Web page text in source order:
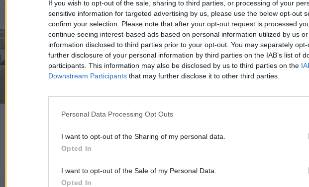
If you wish to opt-out of the sale, sharing to third parties, or processing of your
sensitive information for targeted advertising by us, please use the below opt-out
confirm your selection. Please note that after your opt-out request is processed
continue seeing interest-based ads based on personal information utilized by us
information disclosed to third parties prior to your opt-out. You may separately
further disclosure of your personal information by third parties on the IAB’s list of
participants. This information may also be disclosed by us to third parties on the
Downstream Participants that may further disclose it to other third parties.
Personal Data Processing Opt Outs
I want to opt-out of the Sharing of my personal data.
Opted In
I want to opt-out of the Sale of my Personal Data.
Opted In
15/04/2022 - 10:20 07/04/2022 - 07:07
Ενεργοποιείται η πλατφόρμα
δήλωσης αποθεμάτων των αγαθών
04/04/2022 - 12:21
ΕΛΛΑΔΑ
30/03/2022 - 09:10